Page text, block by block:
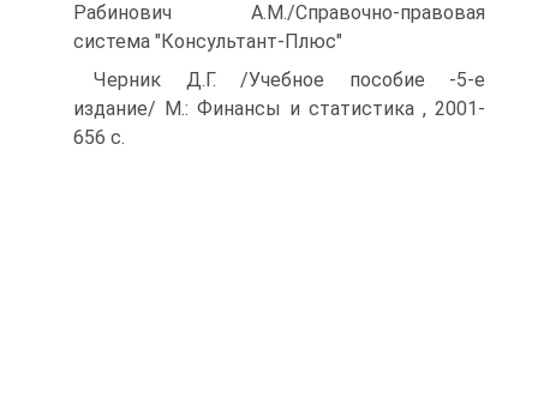
Рабинович A.M./Справочно-правовая
система "Консультант-Плюс"
Черник Д.Г. /Учебное пособие -5-е
издание/ М.: Финансы и статистика , 2001-
656 с.